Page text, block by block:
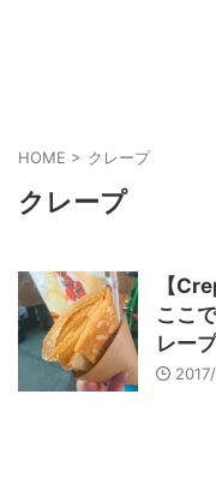
HOME > クレープ
クレープ
【
ここ
レー